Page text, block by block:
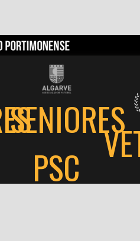
SENIORES
PSC